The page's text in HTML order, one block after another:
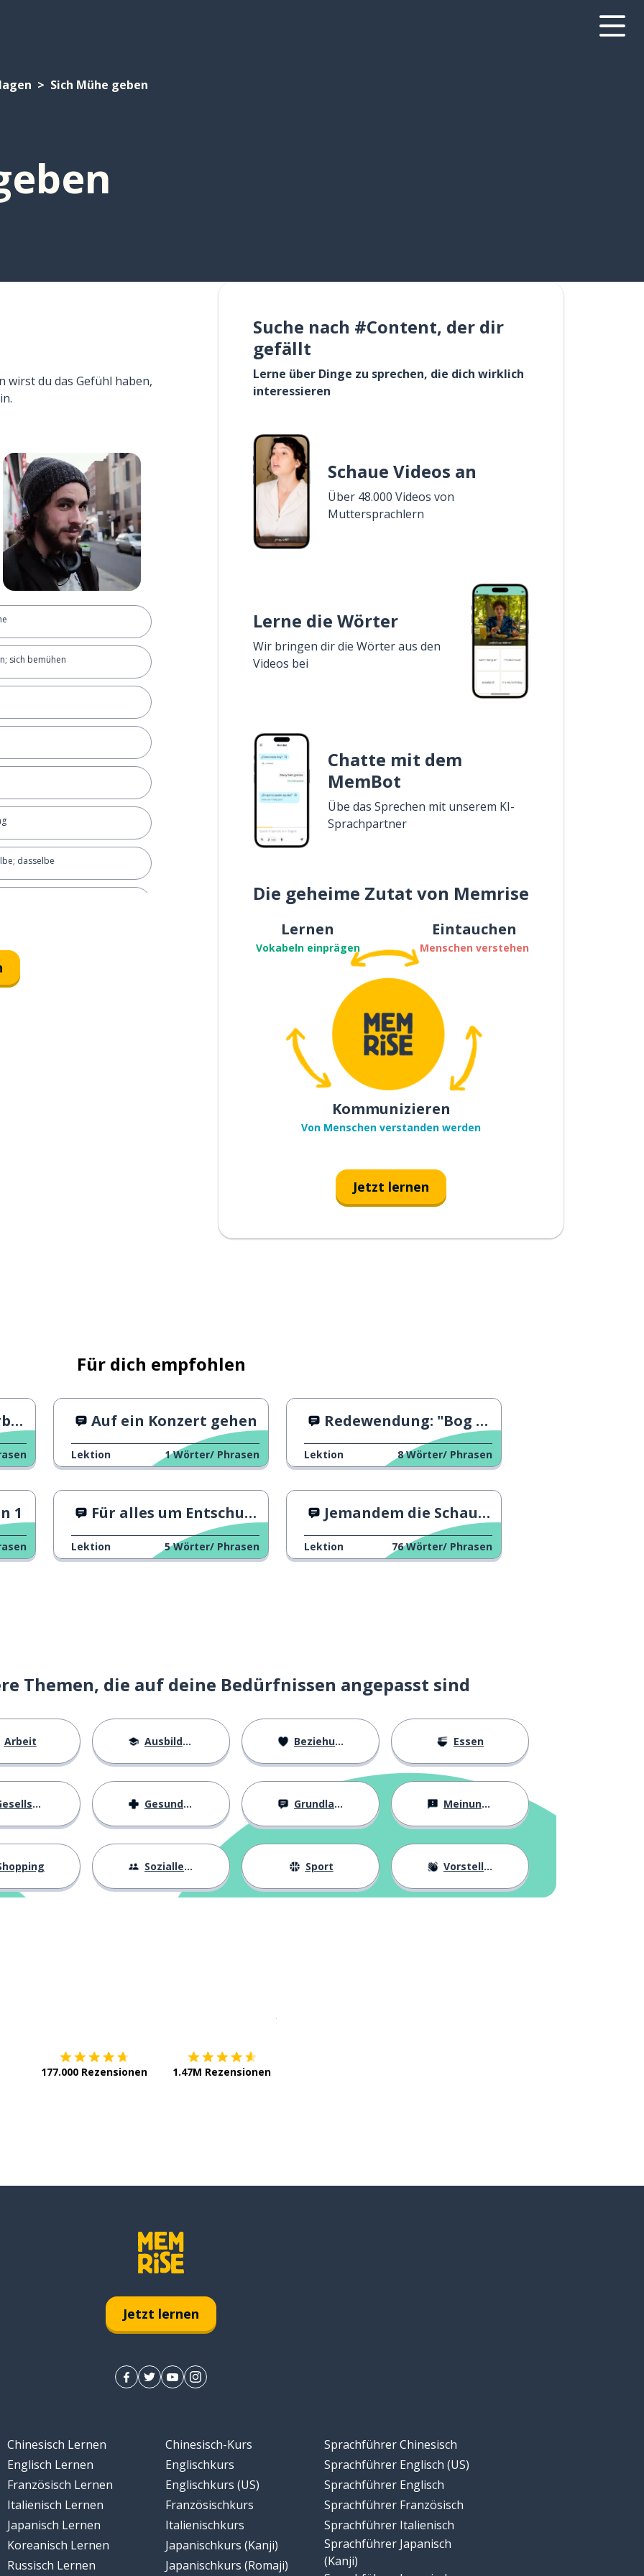
Sich Mühe geben
wirst du das Gefühl haben,
sich bemühen
dasselbe
Fehler nicht noch einmal
Suche nach #Content, der dir
gefällt
Lerne über Dinge zu sprechen, die dich wirklich
interessieren
Schaue Videos an
Über 48.000 Videos von
Muttersprachlern
Lerne die Wörter
Wir bringen dir die Wörter aus den
Videos bei
Chatte mit dem
MemBot
Übe das Sprechen mit unserem KI-
Sprachpartner
Die geheime Zutat von Memrise
Lernen
Vokabeln einprägen
Eintauchen
Menschen verstehen
Kommunizieren
Von Menschen verstanden werden
Jetzt lernen
Für dich empfohlen
Auf ein Konzert gehen
Lektion 1 Wörter/ Phrasen
Redewendung: "Bog Standard"
Lektion 8 Wörter/ Phrasen
1 Für alles um Entschuldigung bitten
Lektion 5 Wörter/ Phrasen
Jemandem die Schau stehlen
Lektion 76 Wörter/ Phrasen
Themen, die auf deine Bedürfnissen angepasst sind
Arbeit Ausbildung Beziehungen Essen
Gesundheit Grundlagen Meinungen
Sozialleben Sport Vorstellung
177.000 Rezensionen 1.47M Rezensionen
Jetzt lernen
Chinesisch Lernen
Englisch Lernen
Französisch Lernen
Italienisch Lernen
Japanisch Lernen
Koreanisch Lernen
Russisch Lernen
Chinesisch-Kurs
Englischkurs
Englischkurs (US)
Französischkurs
Italienischkurs
Japanischkurs (Kanji)
Japanischkurs (Romaji)
Sprachführer Chinesisch
Sprachführer Englisch (US)
Sprachführer Englisch
Sprachführer Französisch
Sprachführer Italienisch
Sprachführer Japanisch
(Kanji)